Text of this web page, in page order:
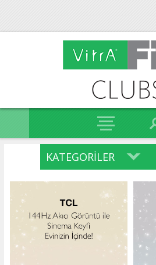
KATEGORILER